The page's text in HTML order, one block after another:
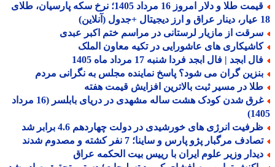
قیمت طلا و دلار امروز 16 مرداد 1405؛ نرخ سکه پارسیان، طلای
از مازیار لرستانی در مراسم ختم اکبر عبدی
های عاشورایی در تکیه معاون الملک
ابجد | فال ابجد فردا شنبه 17 مرداد ماه 1405
گران می شود؟ پاسخ نماینده مجلس به نگرانی مردم
در مسیر ثبت بالاترین افزایش قیمت هفته
غرق شدن کودک هشت ساله مشهدی در دریای بابلسر (16 مرداد
انرژی های خورشیدی در دولت چهاردهم 4.6 برابر شد
مرگبار پژو پارس و ساینا؛ 7 نفر کشته و مصدوم شدند
وزیر علوم ایران با رییس بیت الحکمه عراق